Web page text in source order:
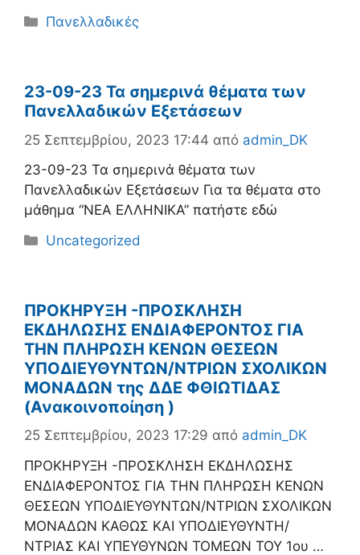
Κατηγορίες
Πανελλαδικές
23-09-23 Τα σημερινά θέματα των
Πανελλαδικών Εξετάσεων
25 Σεπτεμβρίου, 2023 17:44 από admin_DK
23-09-23 Τα σημερινά θέματα των
Πανελλαδικών Εξετάσεων Για τα θέματα στο
μάθημα “ΝΕΑ ΕΛΛΗΝΙΚΑ” πατήστε εδώ
Κατηγορίες
Uncategorized
ΠΡΟΚΗΡΥΞΗ -ΠΡΟΣΚΛΗΣΗ
ΕΚΔΗΛΩΣΗΣ ΕΝΔΙΑΦΕΡΟΝΤΟΣ ΓΙΑ
ΤΗΝ ΠΛΗΡΩΣΗ ΚΕΝΩΝ ΘΕΣΕΩΝ
ΥΠΟΔΙΕΥΘΥΝΤΩΝ/ΝΤΡΙΩΝ ΣΧΟΛΙΚΩΝ
ΜΟΝΑΔΩΝ της ΔΔΕ ΦΘΙΩΤΙΔΑΣ
(Ανακοινοποίηση )
25 Σεπτεμβρίου, 2023 17:29 από admin_DK
ΠΡΟΚΗΡΥΞΗ -ΠΡΟΣΚΛΗΣΗ ΕΚΔΗΛΩΣΗΣ
ΕΝΔΙΑΦΕΡΟΝΤΟΣ ΓΙΑ ΤΗΝ ΠΛΗΡΩΣΗ ΚΕΝΩΝ
ΘΕΣΕΩΝ ΥΠΟΔΙΕΥΘΥΝΤΩΝ/ΝΤΡΙΩΝ ΣΧΟΛΙΚΩΝ
ΜΟΝΑΔΩΝ ΚΑΘΩΣ ΚΑΙ ΥΠΟΔΙΕΥΘΥΝΤΗ/
ΝΤΡΙΑΣ ΚΑΙ ΥΠΕΥΘΥΝΩΝ ΤΟΜΕΩΝ ΤΟΥ 1ου …